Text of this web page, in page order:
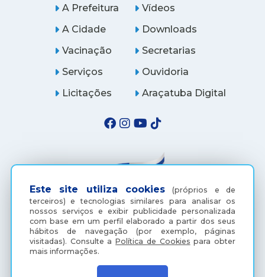
Este site utiliza cookies (próprios e de
terceiros) e tecnologias similares para analisar os
nossos serviços e exibir publicidade personalizada
com base em um perfil elaborado a partir dos seus
hábitos de navegação (por exemplo, páginas
visitadas). Consulte aPolítica de Cookies para obter
mais informações.
A Prefeitura
A Cidade
Vídeos
Downloads
Vacinação
Serviços
Licitações
Secretarias
Ouvidoria
Araçatuba Digital
(18) 3607-6500